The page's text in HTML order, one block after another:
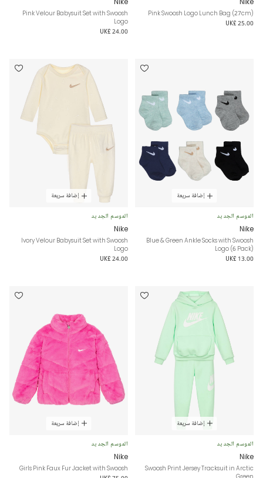
Pink Swoosh Logo Lunch Bag (27cm)
UK£ 25.00
Pink Velour Babysuit Set with Swoosh
Logo
UK£ 24.00
إضافة سريعة
الموسم الجديد
Nike
Blue & Green Ankle Socks with Swoosh
Logo (6 Pack)
UK£ 13.00
إضافة سريعة
الموسم الجديد
Nike
Ivory Velour Babysuit Set with Swoosh
Logo
UK£ 24.00
إضافة سريعة
الموسم الجديد
Nike
Swoosh Print Jersey Tracksuit in Arctic
Green
إضافة سريعة
الموسم الجديد
Nike
Girls Pink Faux Fur Jacket with Swoosh